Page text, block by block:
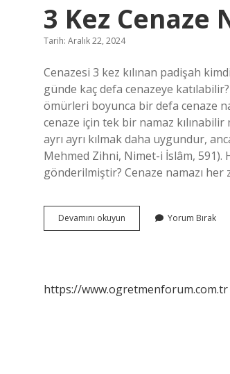
3 Kez Cenaze
Tarih: Aralık 22, 2024
Cenazesi 3 kez kılınan padişah
günde kaç defa cenazeye
ömürleri boyunca bir defa cenaze
cenaze için tek bir namaz
ayrı ayrı kılmak daha uygundur,
Mehmed Zihni, Nimet-i İslâm,
gönderilmiştir? Cenaze namazı her
Devamını okuyun
Kez
Yorum Bırak
https://www.ogretmenforum.com.tr